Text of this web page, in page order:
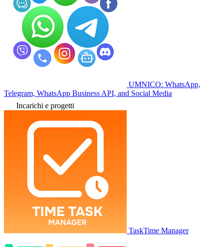
UMNICO: WhatsApp,
Telegram, WhatsApp Business API, and Social Media
Incarichi e progetti
TaskTime Manager